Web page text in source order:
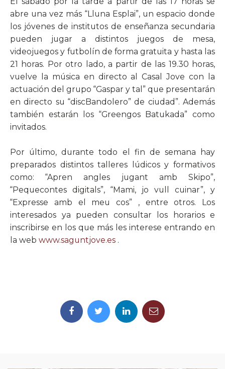
abre una vez más “Lluna Esplai”, un espacio donde
los jóvenes de institutos de enseñanza secundaria
pueden jugar a distintos juegos de mesa,
videojuegos y futbolín de forma gratuita y hasta las
21 horas. Por otro lado, a partir de las 19.30 horas,
vuelve la música en directo al Casal Jove con la
actuación del grupo “Gaspar y tal” que presentarán
en directo su “discBandolero” de ciudad”. Además
también estarán los “Greengos Batukada” como
invitados.
Por último, durante todo el fin de semana hay
preparados distintos talleres lúdicos y formativos
como: “Apren angles jugant amb Skipo”,
“Pequecontes digitals”, “Mami, jo vull cuinar”, y
“Expresse amb el meu cos” , entre otros. Los
interesados ya pueden consultar los horarios e
inscribirse en los que más les interese entrando en
la web www.saguntjove.es .